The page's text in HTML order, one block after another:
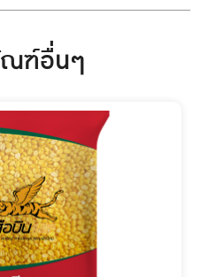
ฑ์อื่นๆ